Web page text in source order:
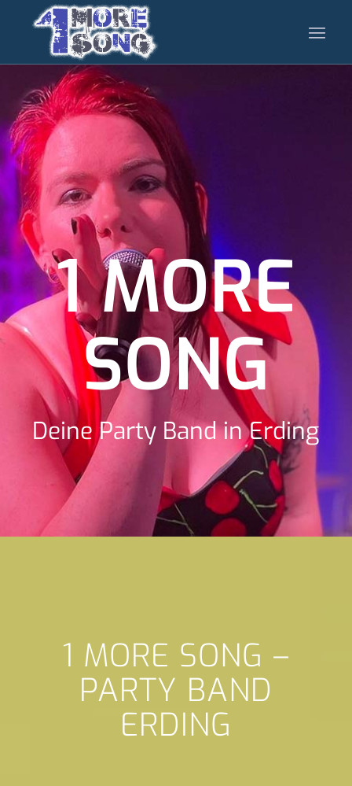
1 MORE
SONG
Deine Party Band in Erding
1 MORE SONG –
PARTY BAND
ERDING